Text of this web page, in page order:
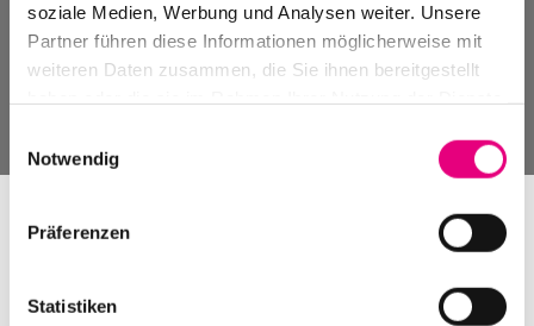
soziale Medien, Werbung und Analysen weiter. Unsere
Partner führen diese Informationen möglicherweise mit
weiteren Daten zusammen, die Sie ihnen bereitgestellt
Notwendig
Präferenzen
Statistiken
Events Archive
Past events, festivals, and venues